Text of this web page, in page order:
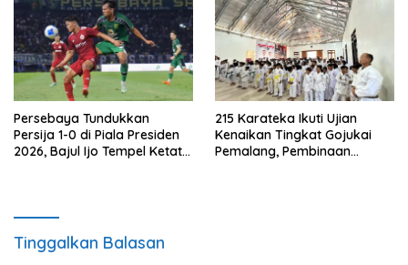
Persebaya Tundukkan
Persija 1-0 di Piala Presiden
2026, Bajul Ijo Tempel Ketat
215 Karateka Ikuti Ujian
Kenaikan Tingkat Gojukai
Pemalang, Pembinaan
Tinggalkan Balasan